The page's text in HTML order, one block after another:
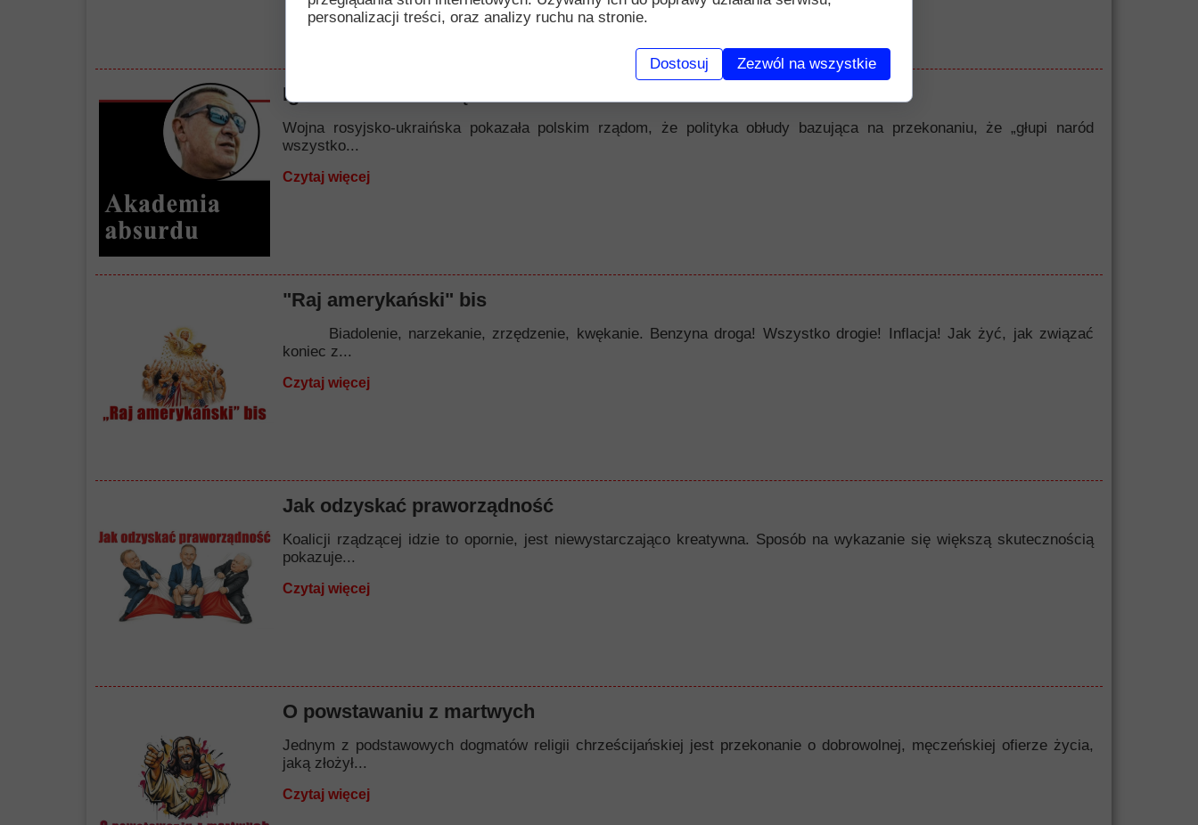
Igraszki nienawiścią
Wojna rosyjsko-ukraińska pokazała polskim rządom, że polityka obłudy bazująca na przekonaniu, że „głupi naród
wszystko...
Czytaj więcej
"Raj amerykański" bis
Biadolenie, narzekanie, zrzędzenie, kwękanie. Benzyna droga! Wszystko drogie! Inflacja! Jak żyć, jak związać
koniec z...
Czytaj więcej
Jak odzyskać praworządność
Koalicji rządzącej idzie to opornie, jest niewystarczająco kreatywna. Sposób na wykazanie się większą skutecznością
pokazuje...
Czytaj więcej
O powstawaniu z martwych
Jednym z podstawowych dogmatów religii chrześcijańskiej jest przekonanie o dobrowolnej, męczeńskiej ofierze życia,
jaką złożył...
Czytaj więcej
personalizacji treści, oraz analizy ruchu na stronie.
Dostosuj Zezwól na wszystkie